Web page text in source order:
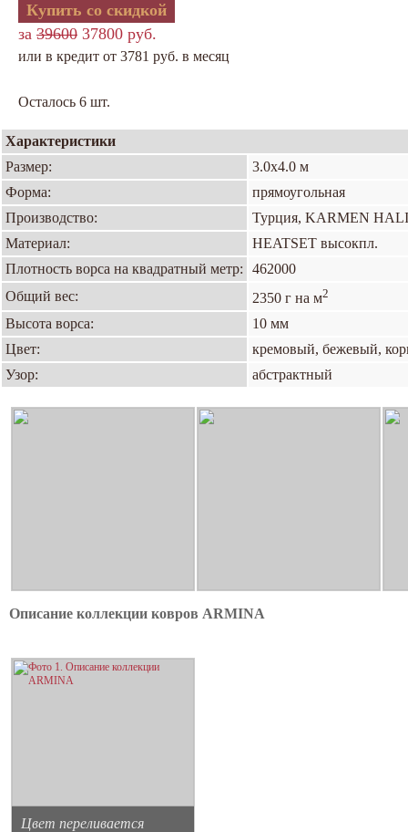
Купить со скидкой
за 39600 37800 руб.
или в кредит от 3781 руб. в месяц
Осталось 6 шт.
Характеристики
Размер:
3.0х4.0 м
Форма:
прямоугольная
Производство:
Турция, KARMEN HALI
Материал:
HEATSET высокпл.
Плотность ворса на квадратный метр:
462000
Общий вес:
2350 г на м2
Высота ворса:
10 мм
Цвет:
кремовый, бежевый,
Узор:
абстрактный
Описание коллекции ковров ARMINA
Цвет переливается